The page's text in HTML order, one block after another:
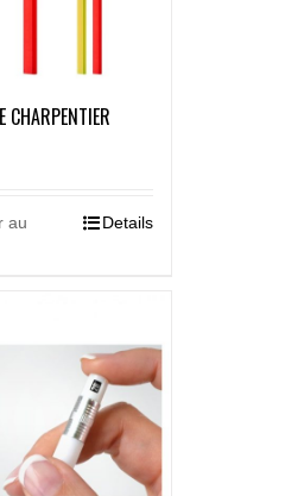
CHARPENTIER
au
Details